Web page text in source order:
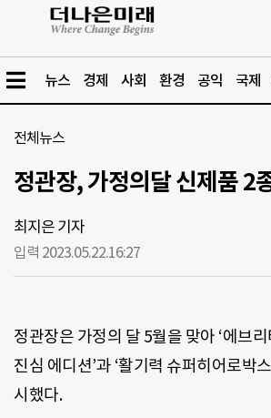
뉴스 경제 사회 환경 공익 국제
전체뉴스
정관장, 가정의달 신제품 2
최지은 기자
입력 2023.05.22.16:27
정관장은 가정의 달 5월을 맞아 ‘에브
진심 에디션’과 ‘활기력 슈퍼히어로박
시했다.